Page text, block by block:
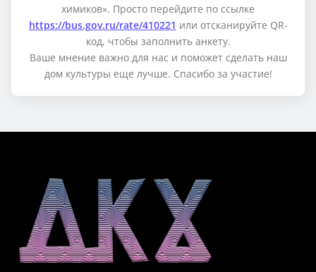
химиков». Просто перейдите по ссылке
https://bus.gov.ru/rate/410221 или отсканируйте QR-
код, чтобы заполнить анкету.
Ваше мнение важно для нас и поможет сделать наш
дом культуры еще лучше. Спасибо за участие!